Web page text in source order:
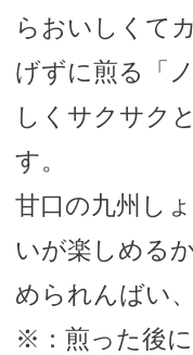
らおいしくて
げずに煎る「
しくサクサク
す。
甘口の九州し
いが楽しめる
められんばい
※：煎った後に